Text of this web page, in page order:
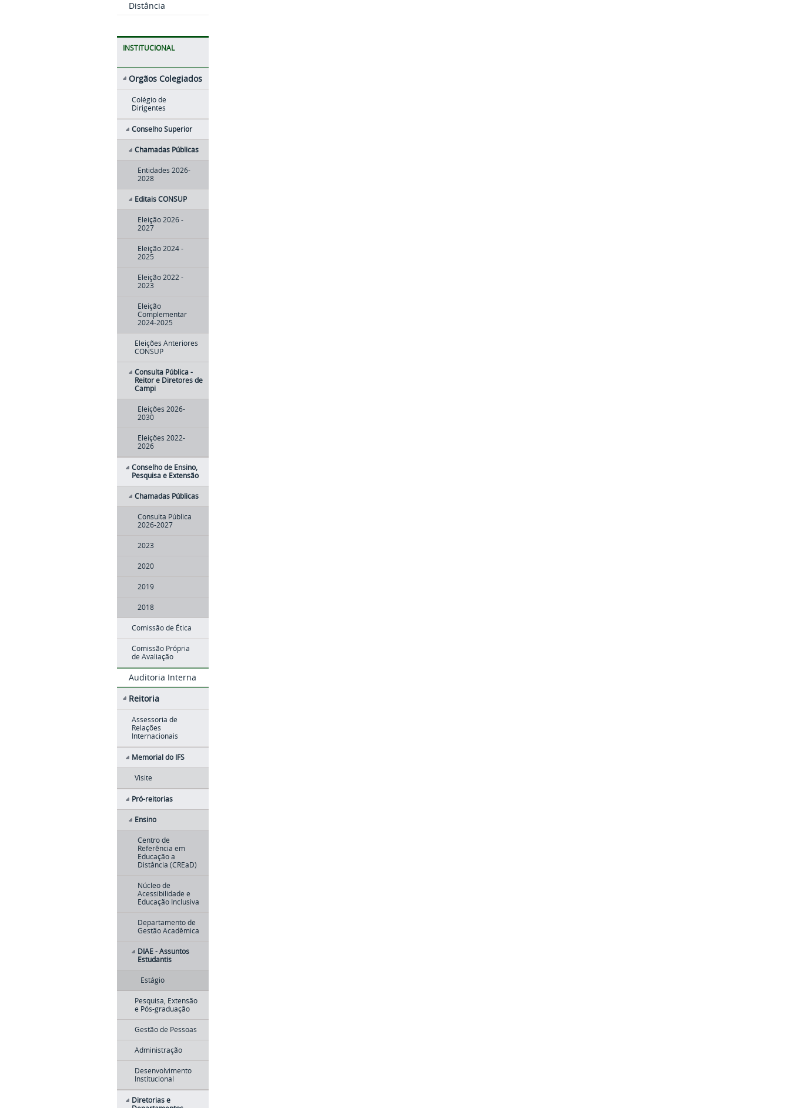
Distância
INSTITUCIONAL
Orgãos Colegiados
Colégio de
Dirigentes
Conselho Superior
Chamadas Públicas
Entidades 2026-
2028
Editais CONSUP
Eleição 2026 -
2027
Eleição 2024 -
2025
Eleição 2022 -
2023
Eleição
Complementar
2024-2025
Eleições Anteriores
CONSUP
Consulta Pública -
Reitor e Diretores de
Campi
Eleições 2026-
2030
Eleições 2022-
2026
Conselho de Ensino,
Pesquisa e Extensão
Chamadas Públicas
Consulta Pública
2026-2027
2023
2020
2019
2018
Comissão de Ética
Comissão Própria
de Avaliação
Auditoria Interna
Reitoria
Assessoria de
Relações
Internacionais
Memorial do IFS
Visite
Pró-reitorias
Ensino
Centro de
Referência em
Educação a
Distância (CREaD)
Núcleo de
Acessibilidade e
Educação Inclusiva
Departamento de
Gestão Acadêmica
DIAE - Assuntos
Estudantis
Estágio
Pesquisa, Extensão
e Pós-graduação
Gestão de Pessoas
Administração
Desenvolvimento
Institucional
Diretorias e